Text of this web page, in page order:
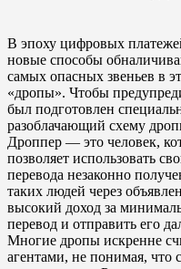
В эпоху цифровых
новые способы
самых опасных звеньев в
«дропы». Чтобы
был подготовлен
разоблачающий схему
Дроппер — это человек,
позволяет использовать
перевода незаконно
таких людей через
высокий доход за
перевод и отправить его
Многие дропы искренне
агентами, не понимая, что